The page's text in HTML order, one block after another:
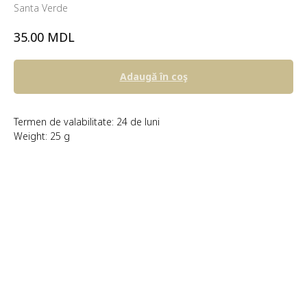
Santa Verde
35.00 MDL
Adaugă în coş
Termen de valabilitate: 24 de luni
Weight: 25 g